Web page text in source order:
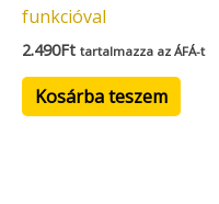
funkcióval
2.490Ft tartalmazza az ÁFÁ-t
Kosárba teszem